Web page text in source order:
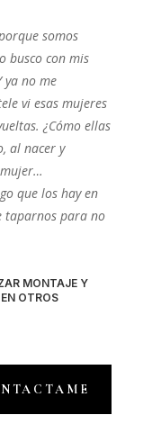
somos
busco con mis
ya no me
vi esas mujeres
¿Cómo ellas
al nacer y
que los hay en
taparnos para no
MONTAJE Y
OTROS